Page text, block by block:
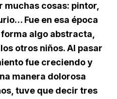
muchas cosas: pintor,
Fue en esa época
algo abstracta,
otros niños. Al pasar
fue creciendo y
manera dolorosa
tuve que decir tres